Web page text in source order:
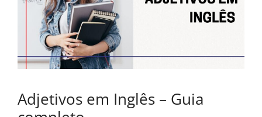
Adjetivos em Inglês – Guia